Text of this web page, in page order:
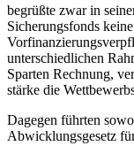
begrüßte zwar in
Sicherungsfonds
unterschiedlichen
Sparten Rechnung,
stärke die
Dagegen führten
Abwicklungsgesetz